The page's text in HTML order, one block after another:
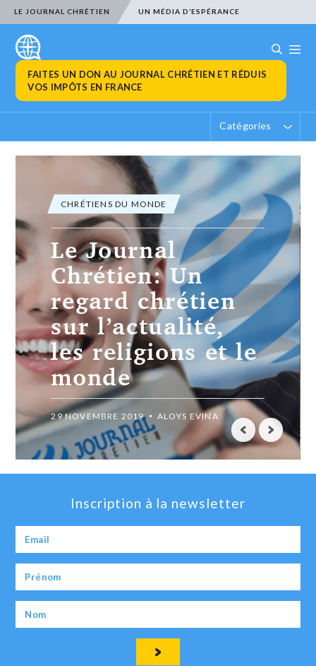
LE JOURNAL CHRÉTIEN UN MÉDIA D’ESPÉRANCE
FAITES UN DON AU JOURNAL CHRÉTIEN ET RÉDUIS
VOS IMPÔTS EN FRANCE
Catégories
ACTUALITÉ CHRÉTIENNE
Appel au Conseil
fédéral suisse en
faveur des
chrétiens de
Syrie
28 MAI 2018
Inscription à la newsletter